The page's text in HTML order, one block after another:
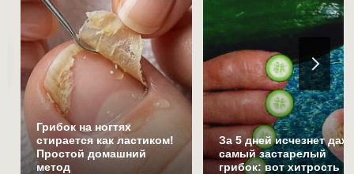
Грибок на ногтях
стирается как ластиком!
Простой домашний
метод
За 5 дней исчезнет
самый застарелый
грибок: вот хитрость